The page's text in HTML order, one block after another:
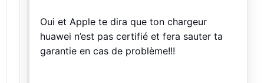
Oui et Apple te dira que ton chargeur
huawei n’est pas certifié et fera sauter ta
garantie en cas de problème!!!